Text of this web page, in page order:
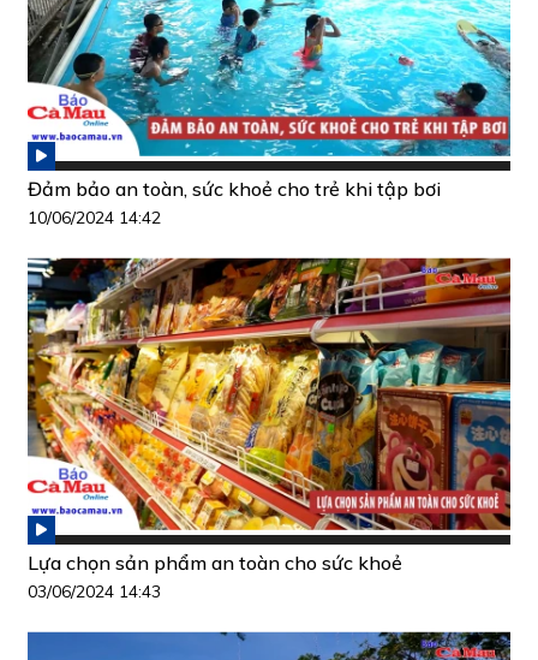
Đảm bảo an toàn, sức khoẻ cho trẻ khi tập bơi
10/06/2024 14:42
Lựa chọn sản phẩm an toàn cho sức khoẻ
03/06/2024 14:43